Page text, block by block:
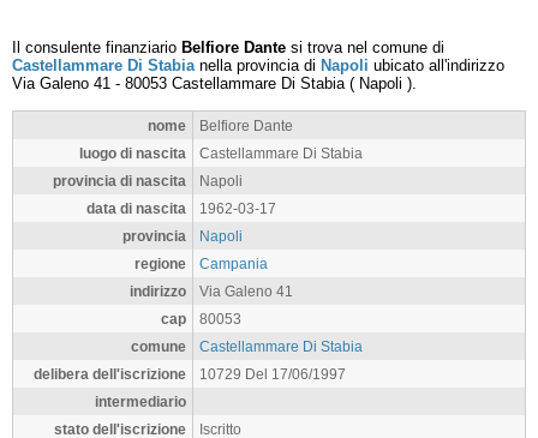
Il consulente finanziario Belfiore Dante si trova nel comune di
Castellammare Di Stabianella provincia di Napoli ubicato all'indirizzo
Via Galeno 41 - 80053 Castellammare Di Stabia( Napoli ).
nome
Belfiore Dante
luogo di nascita
Castellammare Di Stabia
provincia di nascita
Napoli
data di nascita
1962-03-17
provincia
Napoli
regione
Campania
indirizzo
Via Galeno 41
cap
80053
comune
Castellammare Di Stabia
delibera dell'iscrizione
10729 Del 17/06/1997
intermediario
stato dell'iscrizione
Iscritto